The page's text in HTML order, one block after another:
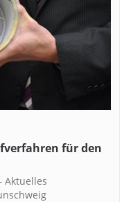
für den
Aktuelles